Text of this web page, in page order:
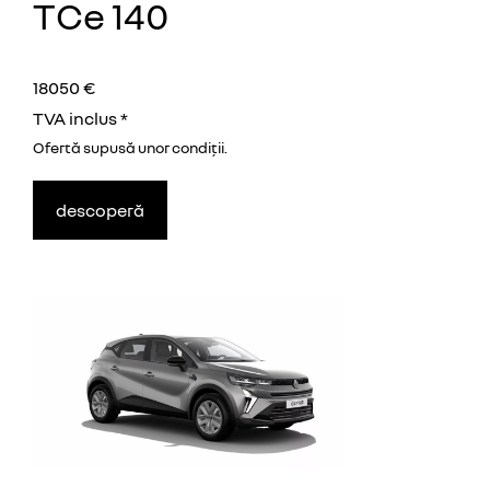
TCe 140
18050 €
TVA inclus *
Ofertă supusă unorcondiţii.
descoperă